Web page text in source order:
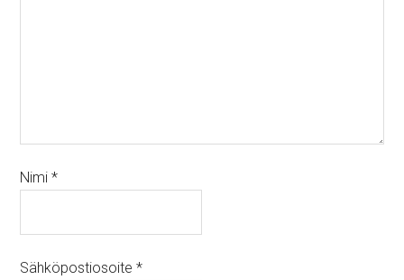
Nimi*
Sähköpostiosoite*